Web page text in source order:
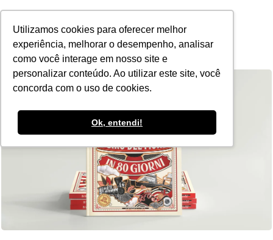
Utilizamos cookies para oferecer melhor
experiência, melhorar o desempenho, analisar
como você interage em nosso site e
personalizar conteúdo. Ao utilizar este site, você
concorda com o uso de cookies.
Ok, entendi!
POR